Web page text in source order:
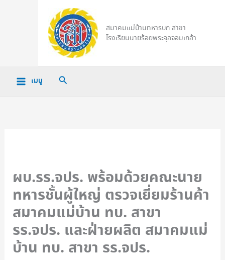
สมาคมแม่บ้านทหารบก สาขา
โรงเรียนนายร้อยพระจุลจอมเกล้า
เมนู Search
ผบ.รร.จปร. พร้อมด้วยคณะนาย
ทหารชั้นผู้ใหญ่ ตรวจเยี่ยมร้านค้า
สมาคมแม่บ้าน ทบ. สาขา
รร.จปร. และฝ่ายผลิต สมาคมแม่
บ้าน ทบ. สาขา รร.จปร.